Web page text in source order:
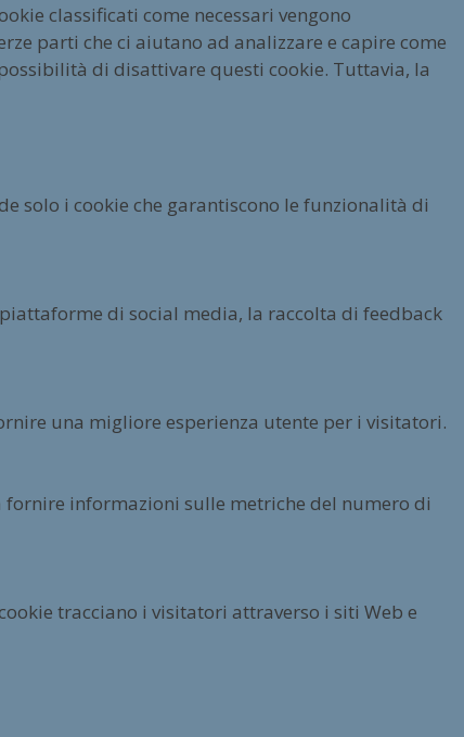
classificati come necessari vengono
parti che ci aiutano ad analizzare e capire come
di disattivare questi cookie. Tuttavia, la
solo i cookie che garantiscono le funzionalità di
di social media, la raccolta di feedback
una migliore esperienza utente per i visitatori.
informazioni sulle metriche del numero di
tracciano i visitatori attraverso i siti Web e